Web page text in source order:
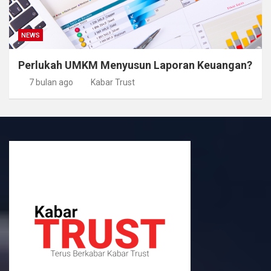
NEWS
Perlukah UMKM Menyusun Laporan Keuangan?
7 bulan ago Kabar Trust